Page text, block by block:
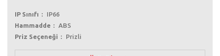
IP Sınıfı
IP66
Hammadde
ABS
Priz Seçeneği
Prizli